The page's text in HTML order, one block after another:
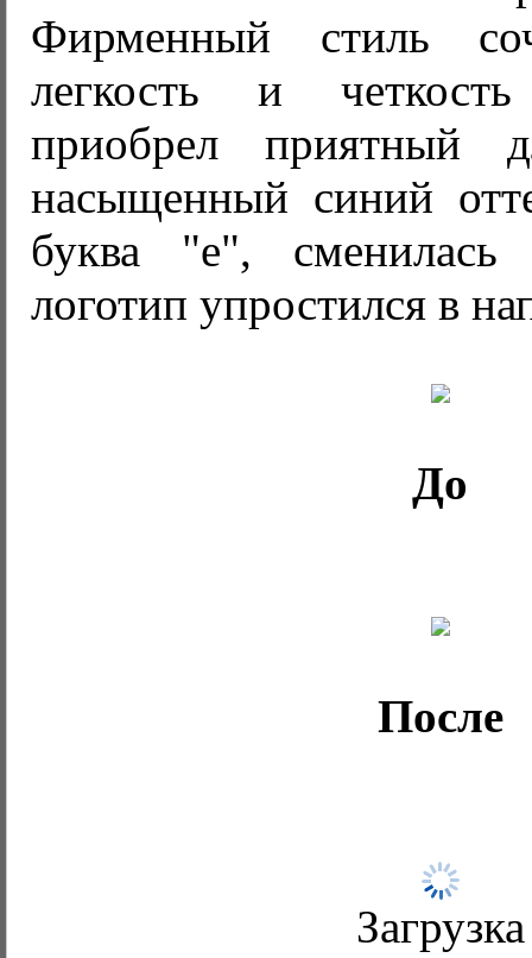
Фирменный стиль
легкость и
приобрел приятный
насыщенный синий
буква "е",
логотип упростился в
До
После
Загрузка